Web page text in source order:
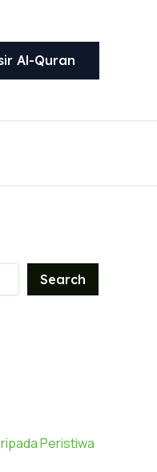
Al-Quran
Search
Peristiwa